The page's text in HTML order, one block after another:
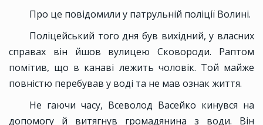
Про це повідомили у патрульній поліції Волині.
Поліцейський того дня був вихідний, у власних
справах він йшов вулицею Сковороди. Раптом
помітив, що в канаві лежить чоловік. Той майже
повністю перебував у воді та не мав ознак життя.
Не гаючи часу, Всеволод Васейко кинувся на
допомогу й витягнув громадянина з води. Він